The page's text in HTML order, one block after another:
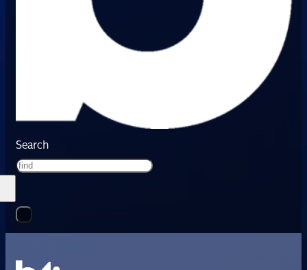
Search